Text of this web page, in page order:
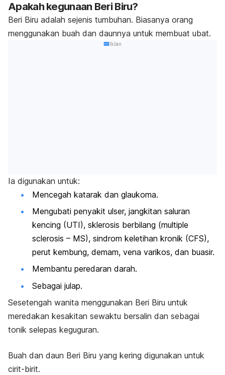
Tindak balas
Penggunaan /Dos
Apakah kegunaan Beri Biru?
Beri Biru adalah sejenis tumbuhan. Biasanya orang
menggunakan buah dan daunnya untuk membuat ubat.
Iklan
Ia digunakan untuk:
Mencegah katarak dan glaukoma.
Mengubati penyakit ulser, jangkitan saluran
kencing (UTI), sklerosis berbilang (multiple
sclerosis – MS), sindrom keletihan kronik (CFS),
perut kembung, demam, vena varikos, dan buasir.
Membantu peredaran darah.
Sebagai julap.
Sesetengah wanita menggunakan Beri Biru untuk
meredakan kesakitan sewaktu bersalin dan sebagai
tonik selepas keguguran.
Buah dan daun Beri Biru yang kering digunakan untuk
cirit-birit.